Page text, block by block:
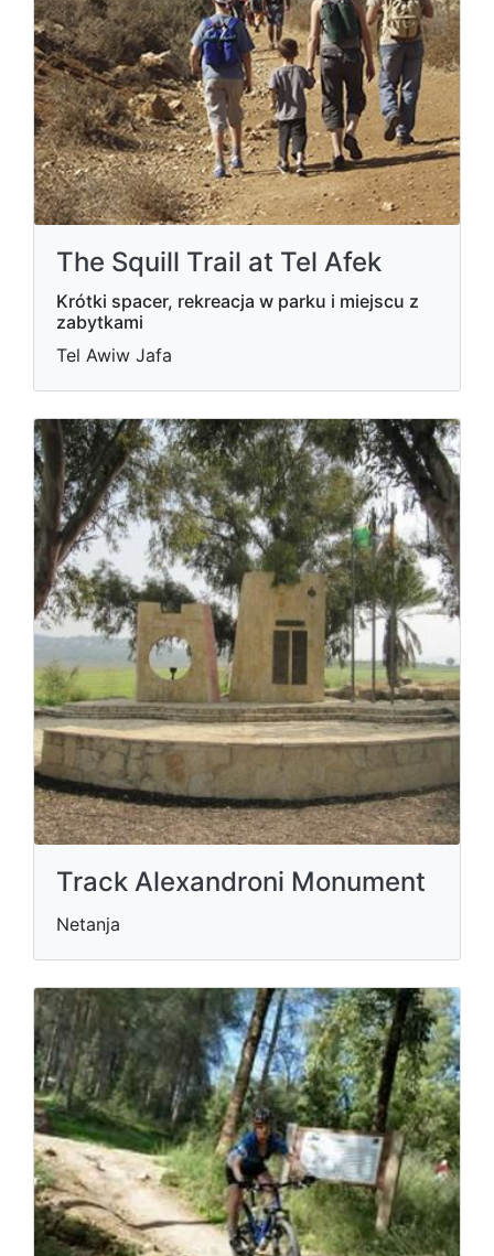
The Squill Trail at Tel Afek
Krótki spacer, rekreacja w parku i miejscu z
zabytkami
Tel Awiw Jafa
Track Alexandroni Monument
Netanja